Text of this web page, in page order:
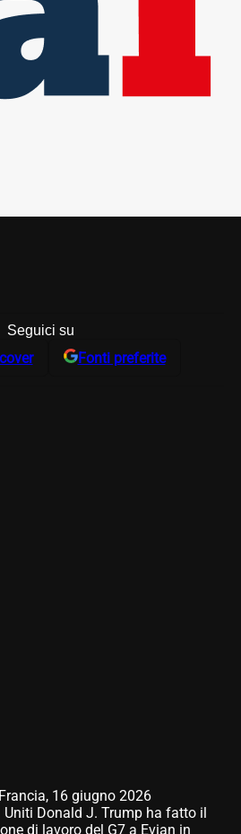
Seguici su
Fonti preferite
16 giugno 2026
Uniti Donald J. Trump ha fatto il
di lavoro del G7 a Evian in